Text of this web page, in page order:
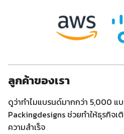
ลูกค้าของเรา
ดูว่าทำไมแบรนด์มากกว่า 5,000 แบ
Packingdesigns ช่วยทำให้ธุรกิจเ
ความสำเร็จ